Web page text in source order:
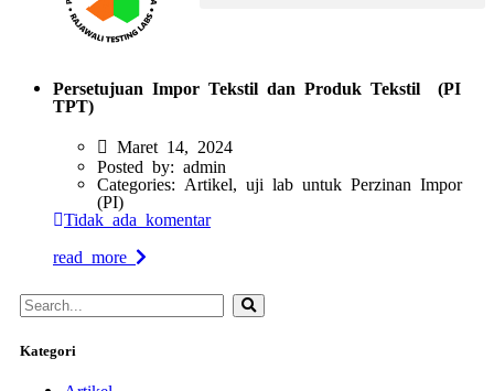
Persetujuan Impor Tekstil dan Produk Tekstil (PI
TPT)
Maret 14, 2024
Posted by: admin
Categories:
Artikel, uji lab untuk Perzinan Impor
(PI)
Tidak ada komentar
read more
Kategori